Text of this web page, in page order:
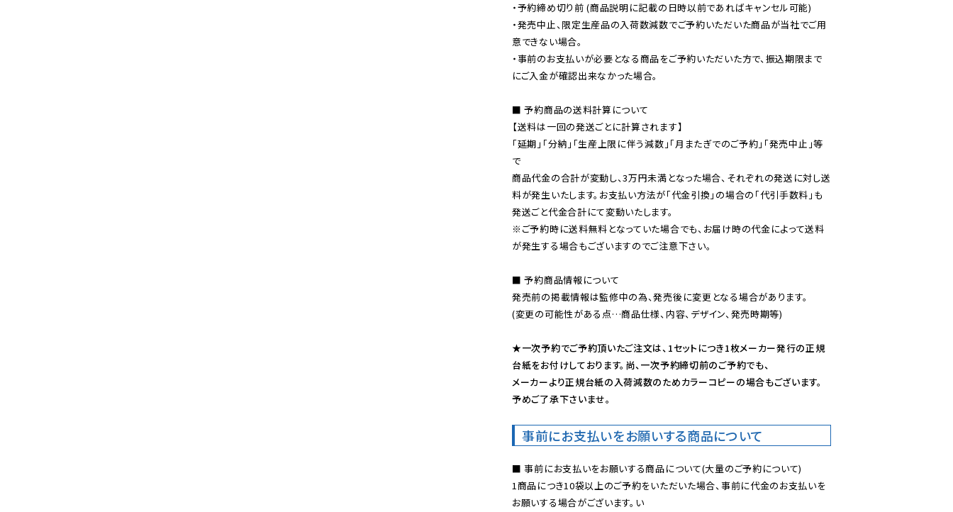
・予約締め切り前 (商品説明に記載の日時以前であればキャンセル可能)
・発売中止、限定生産品の入荷数減数でご予約いただいた商品が当社でご用
意できない場合。
・事前のお支払いが必要となる商品をご予約いただいた方で、振込期限まで
にご入金が確認出来なかった場合。
■ 予約商品の送料計算について
【送料は一回の発送ごとに計算されます】
「延期」「分納」「生産上限に伴う減数」「月またぎでのご予約」「発売中止」等
で
商品代金の合計が変動し、3万円未満となった場合、それぞれの発送に対し送
料が発生いたします。お支払い方法が「代金引換」の場合の「代引手数料」も
※ご予約時に送料無料となっていた場合でも、お届け時の代金によって送料
が発生する場合もございますのでご注意下さい。
■ 予約商品情報について
発売前の掲載情報は監修中の為、発売後に変更となる場合があります。
(変更の可能性がある点…商品仕様、内容、デザイン、発売時期等)
★一次予約でご予約頂いたご注文は、1セットにつき1枚メーカー発行の正規
台紙をお付けしております。尚、一次予約締切前のご予約でも、
メーカーより正規台紙の入荷減数のためカラーコピーの場合もございます。
予めご了承下さいませ。
事前にお支払いをお願いする商品について
■ 事前にお支払いをお願いする商品について(大量のご予約について)
1商品につき10袋以上のご予約をいただいた場合、事前に代金のお支払いを
お願いする場合がございます。い